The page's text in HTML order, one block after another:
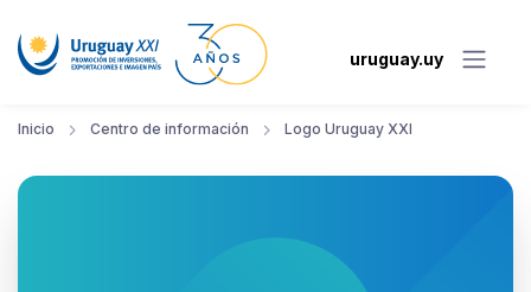
uruguay.uy
Inicio Centro de información Logo Uruguay XXI